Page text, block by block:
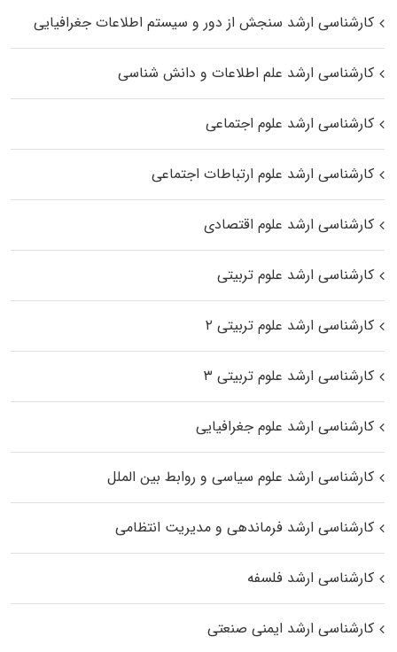
کارشناسی ارشد سنجش از دور و سیستم اطلاعات جغرافیایی
کارشناسی ارشد علم اطلاعات و دانش شناسی
کارشناسی ارشد علوم اجتماعی
کارشناسی ارشد علوم ارتباطات اجتماعی
کارشناسی ارشد علوم اقتصادی
کارشناسی ارشد علوم تربیتی
کارشناسی ارشد علوم تربیتی ۲
کارشناسی ارشد علوم تربیتی ۳
کارشناسی ارشد علوم جغرافیایی
کارشناسی ارشد علوم سیاسی و روابط بین الملل
کارشناسی ارشد فرماندهی و مدیریت انتظامی
کارشناسی ارشد فلسفه
کارشناسی ارشد ایمنی صنعتی